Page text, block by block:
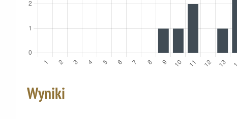
Wyniki